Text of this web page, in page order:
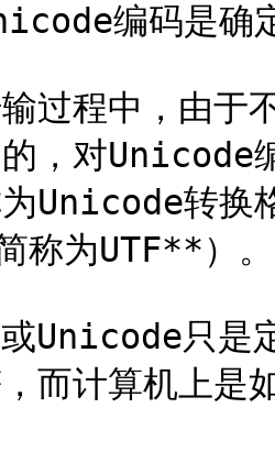
编码是确
过程中，由于
，对Unicode
为Unicode转
为UTF**）。
Unicode只是
而计算机上是